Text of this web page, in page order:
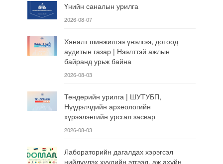
Үнийн саналын урилга
2026-08-07
Хяналт шинжилгээ үнэлгээ, дотоод
аудитын газар | Нээлттэй ажлын
байранд урьж байна
2026-08-03
Тендерийн урилга | ШУТУБП,
Нүүдэлчдийн археологийн
хүрээлэнгийн урсгал засвар
2026-08-03
Лабораторийн дагалдах хэрэгсэл
нийлүүлэх хуулийн этгээд, аж ахуйн